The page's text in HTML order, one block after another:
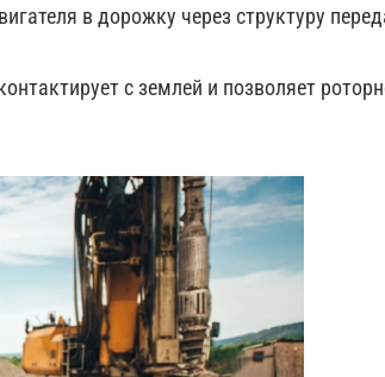
в дорожку через структуру
с землей и позволяет